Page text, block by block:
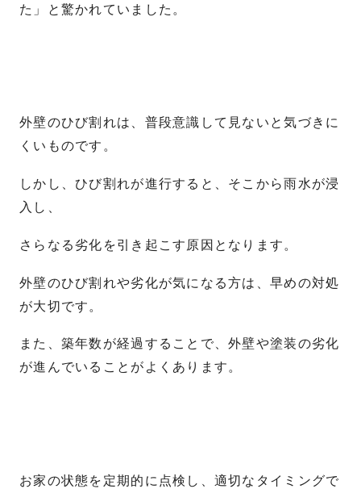
た」と驚かれていました。
外壁のひび割れは、普段意識して見ないと気づきに
くいものです。
しかし、ひび割れが進行すると、そこから雨水が浸
入し、
さらなる劣化を引き起こす原因となります。
外壁のひび割れや劣化が気になる方は、早めの対処
が大切です。
また、築年数が経過することで、外壁や塗装の劣化
が進んでいることがよくあります。
お家の状態を定期的に点検し、適切なタイミングで